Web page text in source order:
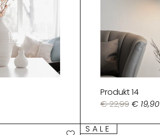
Produkt 14
€ 22,99 € 19,90
SALE